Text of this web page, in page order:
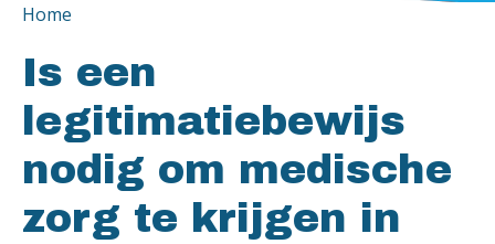
Home
Is een
legitimatiebewijs
nodig om medische
zorg te krijgen in